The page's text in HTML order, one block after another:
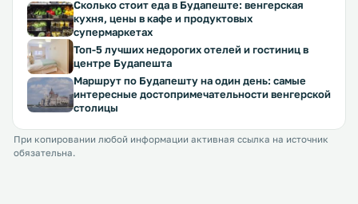
Сколько стоит еда в Будапеште: венгерская
кухня, цены в кафе и продуктовых
супермаркетах
Топ-5 лучших недорогих отелей и гостиниц в
центре Будапешта
Маршрут по Будапешту на один день: самые
интересные достопримечательности венгерской
столицы
При копировании любой информации активная ссылка на источник
обязательна.